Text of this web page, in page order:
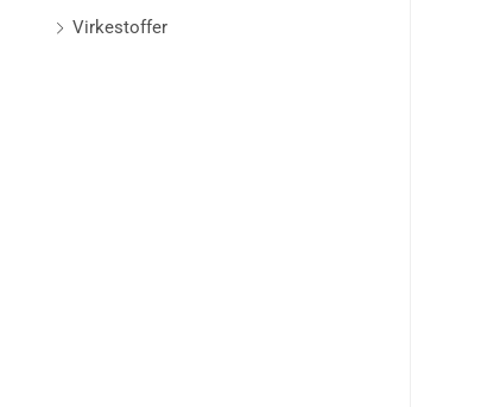
Virkestoffer